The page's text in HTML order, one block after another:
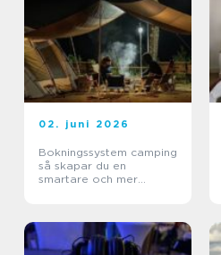
02. juni 2026
Bokningssystem camping
så skapar du en
smartare och mer